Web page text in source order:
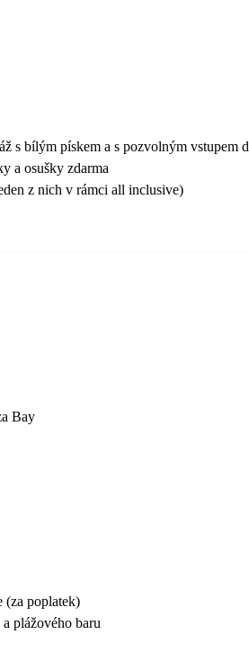
s bílým pískem a s pozvolným vstupem
a osušky zdarma
z nich v rámci all inclusive)
Bay
(za poplatek)
plážového baru